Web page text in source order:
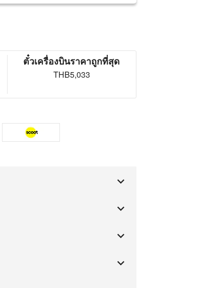
ตั๋วเครื่องบินราคาถูกที่สุด
THB5,033